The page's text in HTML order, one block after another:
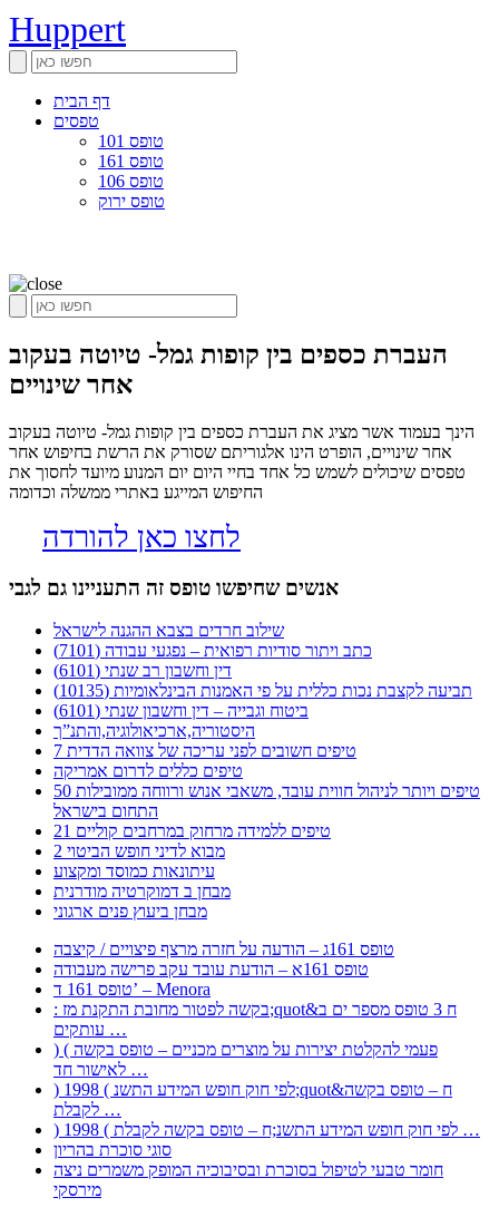
Huppert
דף הבית
טפסים
טופס 101
טופס 161
טופס 106
טופס ירוק
העברת כספים בין קופות גמל- טיוטה בעקוב
אחר שינויים
הינך בעמוד אשר מציג את העברת כספים בין קופות גמל- טיוטה בעקוב
אחר שינויים, הופרט הינו אלגוריתם שסורק את הרשת בחיפוש אחר
טפסים שיכולים לשמש כל אחד בחיי היום יום המנוע מיועד לחסוך את
החיפוש המייגע באתרי ממשלה וכדומה
לחצו כאן להורדה
אנשים שחיפשו טופס זה התעניינו גם לגבי
שילוב חרדים בצבא ההגנה לישראל
כתב ויתור סודיות רפואית – נפגעי עבודה (7101)
דין וחשבון רב שנתי (6101)
תביעה לקצבת נכות כללית על פי האמנות הבינלאומיות (10135)
ביטוח וגבייה – דין וחשבון שנתי (6101)
היסטוריה,ארכיאולוגיה,והתנ”ך
7 טיפים חשובים לפני עריכה של צוואה הדדית
טיפים כללים לדרום אמריקה
50 טיפים ויותר לניהול חווית עובד, משאבי אנוש ורווחה ממובילות
התחום בישראל
21 טיפים ללמידה מרחוק במרחבים קוליים
מבוא לדיני חופש הביטוי 2
עיתונאות כמוסד ומקצוע
מבחן ב דמוקרטיה מודרנית
מבחן ביעוץ פנים ארגוני
טופס 161ג – הודעה על חזרה מרצף פיצויים / קיצבה
טופס 161א – הודעת עובד עקב פרישה מעבודה
טופס 161 ד’ – Menora
: בקשה לפטור מחובת התקנת מז;quot&ח 3 טופס מספר ים ב
עותקים …
) ( פעמי להקלטת יצירות על מוצרים מכניים – טופס בקשה
לאישור חד …
) 1998 ( לפי חוק חופש המידע התשנ;quot&ח – טופס בקשה
לקבלת …
) 1998 ( לפי חוק חופש המידע התשנ;ח – טופס בקשה לקבלת …
סוגי סוכרת בהריון
חומר טבעי לטיפול בסוכרת ובסיבוכיה המופק משמרים ניצה
מירסקי